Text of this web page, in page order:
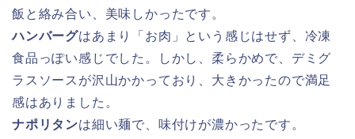
飯と絡み合い、美味しかったです。
ハンバーグはあまり「お肉」という感じはせず、冷凍
食品っぽい感じでした。しかし、柔らかめで、デミグ
ラスソースが沢山かかっており、大きかったので満足
感はありました。
ナポリタンは細い麺で、味付けが濃かったです。